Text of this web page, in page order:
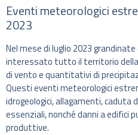
Eventi meteorologici
2023
Nel mese di luglio 2023
interessato tutto il territorio
di vento e quantitativi di
Questi eventi meteorologici
idrogeologici, allagamenti, caduta
essenziali, nonché danni a edifici
produttive.